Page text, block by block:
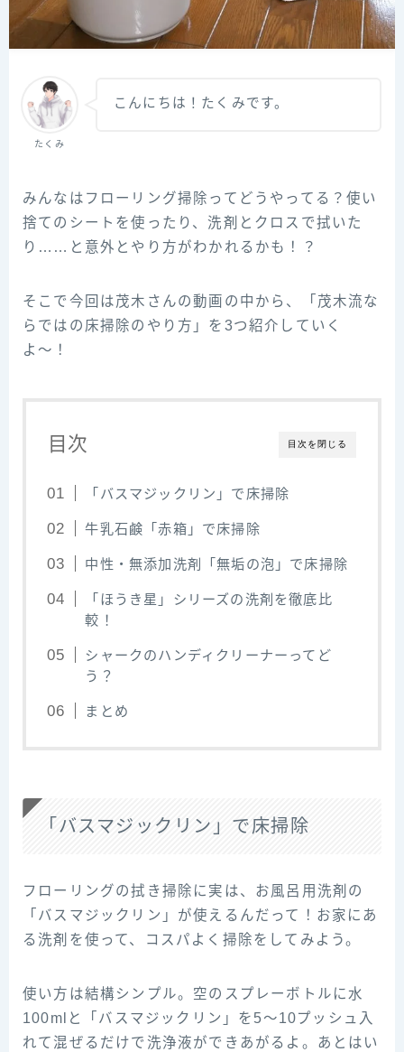
たくみ
こんにちは！たくみです。
みんなはフローリング掃除ってどうやってる？使い
捨てのシートを使ったり、洗剤とクロスで拭いた
り……と意外とやり方がわかれるかも！？
そこで今回は茂木さんの動画の中から、「茂木流な
らではの床掃除のやり方」を3つ紹介していく
よ〜！
目次を閉じる
目次
「バスマジックリン」で床掃除
牛乳石鹸「赤箱」で床掃除
中性・無添加洗剤「無垢の泡」で床掃除
「ほうき星」シリーズの洗剤を徹底比
較！
シャークのハンディクリーナーってど
う？
まとめ
「バスマジックリン」で床掃除
フローリングの拭き掃除に実は、お風呂用洗剤の
「バスマジックリン」が使えるんだって！お家にあ
る洗剤を使って、コスパよく掃除をしてみよう。
使い方は結構シンプル。空のスプレーボトルに水
100mlと「バスマジックリン」を5〜10プッシュ入
れて混ぜるだけで洗浄液ができあがるよ。あとはい